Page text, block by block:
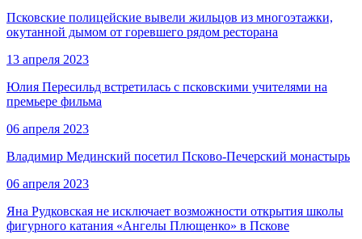
Псковские полицейские вывели жильцов из многоэтажки,
окутанной дымом от горевшего рядом ресторана
13 апреля 2023
Юлия Пересильд встретилась с псковскими учителями на
премьере фильма
06 апреля 2023
Владимир Мединский посетил Псково-Печерский монастырь
06 апреля 2023
Яна Рудковская не исключает возможности открытия школы
фигурного катания «Ангелы Плющенко» в Пскове